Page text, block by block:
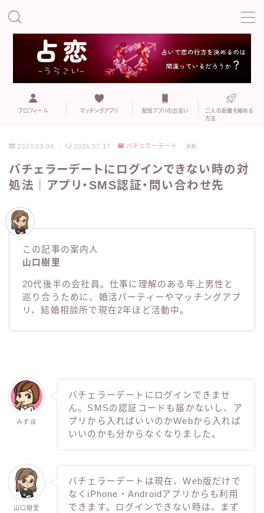
こい
MENU
プロフィール
既婚者専用マッチングアプリ
マッチングアプリ
マッチングアプリでの誘い方や注意点
二人の距離を縮める方法
おすすめの出会いの場
その他
問い合わせ
プロフィール マッチングアプリ 配信アプリの出会い
二人の距離を縮める
方法
2023.03.04 2026.07.17 バチェラーデート PR
バチェラーデートにログインできない時の対
処法｜アプリ・SMS認証・問い合わせ先
この記事の案内人
山口樹里
20代後半の会社員。仕事に理解のある年上男性と
巡り合うために、婚活パーティーやマッチングアプ
リ、結婚相談所で現在2年ほど活動中。
みずほ
バチェラーデートにログインできませ
ん。SMSの認証コードも届かないし、ア
プリから入ればいいのかWebから入れば
いいのかも分からなくなりました。
山口樹里
バチェラーデートは現在、Web版だけで
なくiPhone・Androidアプリからも利用
できます。ログインできない時は、まず